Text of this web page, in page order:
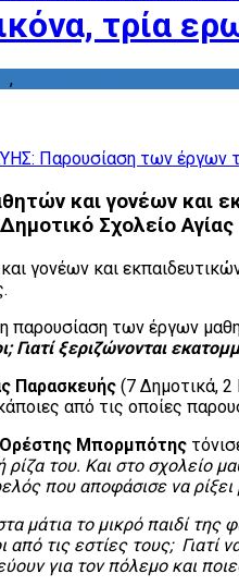
τρία
,
και γονέων και
Σχολείο
γονέων και
παρουσίαση των έργων
Γιατί ξεριζώνονται
ς Παρασκευής (7 Δημοτικά, 2
από τις οποίες
Ορέστης Μπορμπότης
ρίζα του. Και στο σχολείο
που αποφάσισε να ρίξει
μάτια το μικρό παιδί
τις εστίες τους;
για τον πόλεμο και